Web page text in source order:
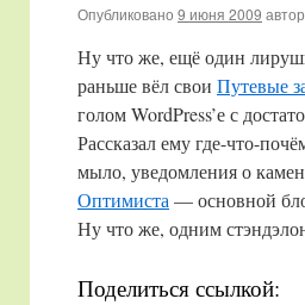
Опубликовано 9 июня 2009
Ну что же, ещё один
раньше вёл свои Путевые
голом WordPress’е с
Рассказал ему где-что-
мыло, уведомления о
Оптимиста — основной
Ну что же, одним
Поделиться ссылкой: